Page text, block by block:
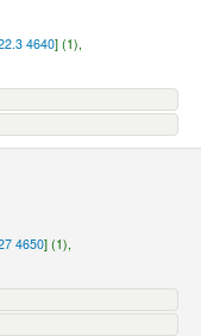
4640] (1),
4650] (1),